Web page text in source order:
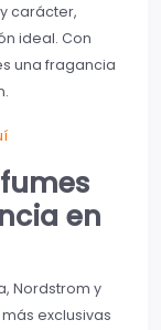
carácter,
ideal. Con
una fragancia
en
Nordstrom y
exclusivas